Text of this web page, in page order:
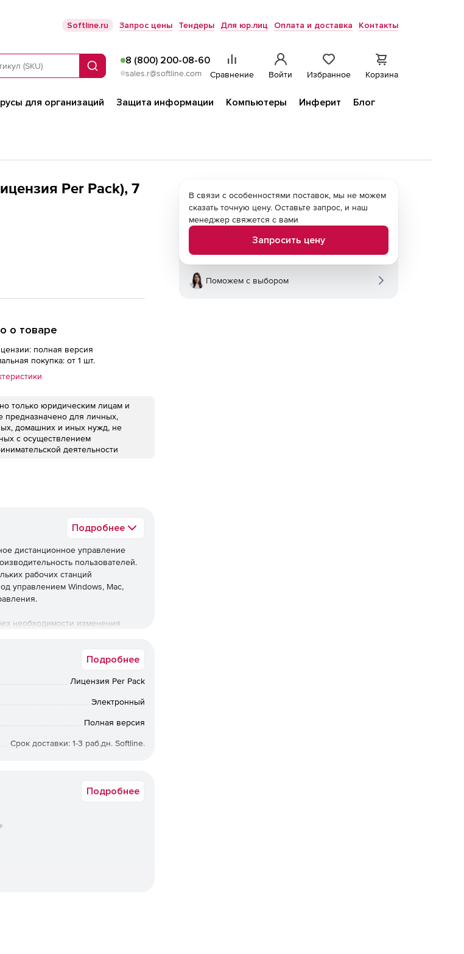
Softline.ru Запрос цены Тендеры Для юр.лиц Оплата и доставка Контакты
Поиск
8 (800) 200-08-60
sales.r@softline.com Сравнение Войти Избранное Корзина
для организаций Защита информации Компьютеры Инферит
Блог
Per Pack), 7
о товаре
полная версия
покупка: от 1 шт.
только юридическим лицам и
предназначено для личных,
домашних и иных нужд, не
с осуществлением
деятельности
Подробнее
дистанционное управление
пользователей.
рабочих станций
управлением Windows, Mac,
необходимости изменения
операционной системы.
с пользователями по
на рабочем месте в
клиентской рабочей станции).
рабочих столов одновременно.
Подробнее
Лицензия Per Pack
Электронный
Полная версия
Срок доставки: 1-3 раб.дн. Softline.
Подробнее
В связи с особенностями поставок, мы не можем
сказать точную цену. Оставьте запрос, и наш
менеджер свяжется с вами
Запросить цену
Поможем с выбором